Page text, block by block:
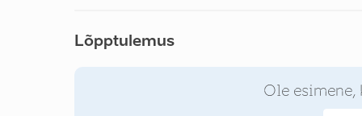
Lõpptulemus
Ole esimene,